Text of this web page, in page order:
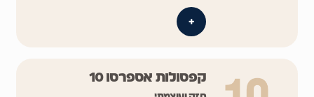
+
קפסולות אספרסו 10